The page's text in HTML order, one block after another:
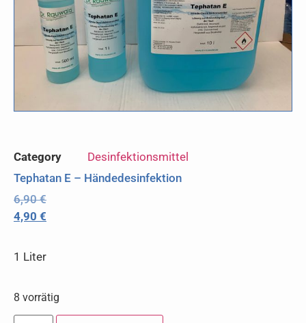
Category
Desinfektionsmittel
Tephatan E – Händedesinfektion
6,90€
4,90 €
1 Liter
8 vorrätig